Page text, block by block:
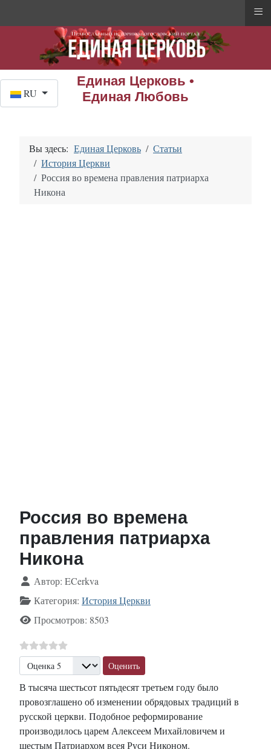
Единая Церковь •
Единая Любовь
RU
Вы здесь: Единая Церковь
Статьи
История Церкви
Россия во времена правления патриарха
Никона
Россия во времена
правления патриарха
Никона
Информация о материале
Автор: ECerkva
Категория: История Церкви
Просмотров: 8503
Пожалуйста, оцените
В тысяча шестьсот пятьдесят третьем году было
провозглашено об изменении обрядовых традиций в
русской церкви. Подобное реформирование
производилось царем Алексеем Михайловичем и
шестым Патриархом всея Руси Никоном.
≡